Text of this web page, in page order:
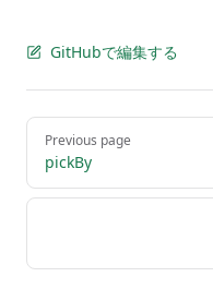
GitHubで編集する
Pager
Previous page
pickBy